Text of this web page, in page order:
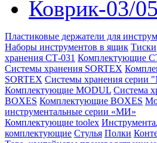
Коврик-03/05
Пластиковые держатели для
Наборы инструментов в ящик Тиски
хранения СТ-031 Комплектующие
Системы хранения SORTEX
SORTEX Системы хранения серии
Комплектующие MODUL Система
BOXES Комплектующие BOXES
инструментальные серии «МИ»
Комплектующие toolex
комплектующие Стулья Полки